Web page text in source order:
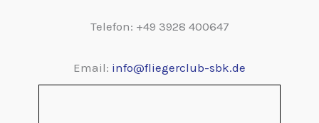
Telefon: +49 3928 400647
Email: info@fliegerclub-sbk.de